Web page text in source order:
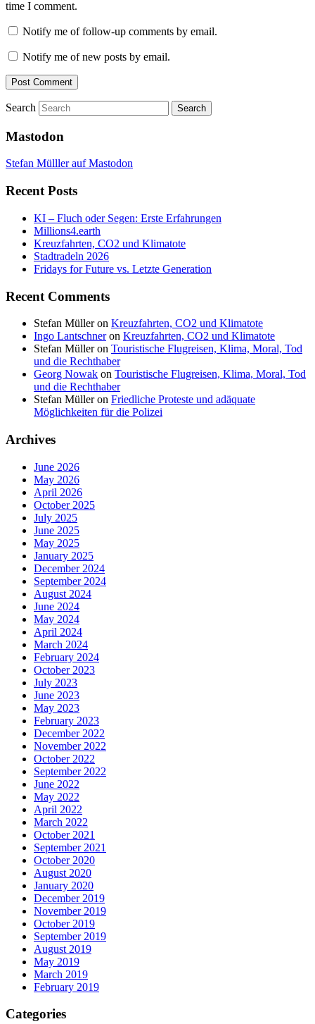
time I comment.
Notify me of follow-up comments by email.
Notify me of new posts by email.
Search
Mastodon
Stefan Mülller auf Mastodon
Recent Posts
KI – Fluch oder Segen: Erste Erfahrungen
Millions4.earth
Kreuzfahrten, CO2 und Klimatote
Stadtradeln 2026
Fridays for Future vs. Letzte Generation
Recent Comments
Stefan Mülleron Kreuzfahrten, CO2 und Klimatote
Ingo Lantschneron Kreuzfahrten, CO2 und Klimatote
Stefan Mülleron Touristische Flugreisen, Klima, Moral, Tod
und die Rechthaber
Georg Nowak on Touristische Flugreisen, Klima, Moral, Tod
und die Rechthaber
Stefan Mülleron Friedliche Proteste und adäquate
Möglichkeiten für die Polizei
Archives
June 2026
May 2026
April 2026
October 2025
July 2025
June 2025
May 2025
January 2025
December 2024
September 2024
August 2024
June 2024
May 2024
April 2024
March 2024
February 2024
October 2023
July 2023
June 2023
May 2023
February 2023
December 2022
November 2022
October 2022
September 2022
June 2022
May 2022
April 2022
March 2022
October 2021
September 2021
October 2020
August 2020
January 2020
December 2019
November 2019
October 2019
September 2019
August 2019
May 2019
March 2019
February 2019
Categories